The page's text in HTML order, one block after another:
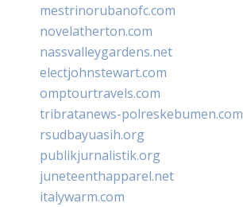
mestrinorubanofc.com
novelatherton.com
nassvalleygardens.net
electjohnstewart.com
omptourtravels.com
tribratanews-polreskebumen.com
rsudbayuasih.org
publikjurnalistik.org
juneteenthapparel.net
italywarm.com